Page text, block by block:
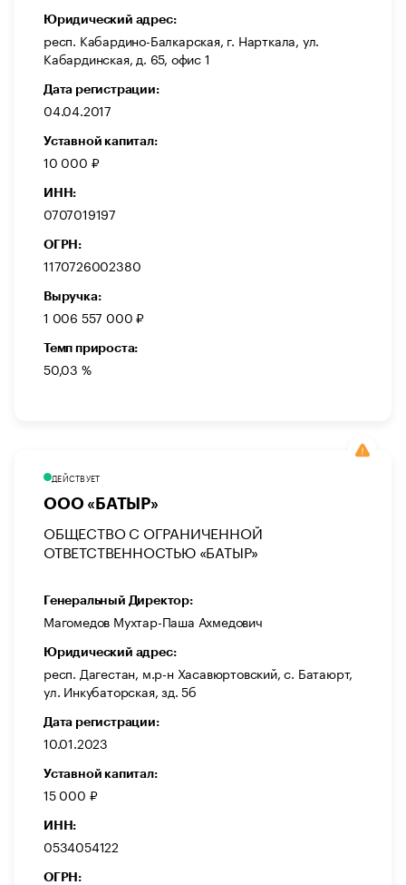
Юридический адрес:
респ. Кабардино-Балкарская, г. Нарткала, ул.
Кабардинская, д. 65, офис 1
Дата регистрации:
04.04.2017
Уставной капитал:
10 000 ₽
ИНН:
0707019197
ОГРН:
1170726002380
Выручка:
1 006 557 000 ₽
Темп прироста:
50,03 %
ДЕЙСТВУЕТ
ООО «БАТЫР»
ОБЩЕСТВО С ОГРАНИЧЕННОЙ
ОТВЕТСТВЕННОСТЬЮ «БАТЫР»
Генеральный Директор:
Магомедов Мухтар-Паша Ахмедович
Юридический адрес:
респ. Дагестан, м.р-н Хасавюртовский, с. Батаюрт,
ул. Инкубаторская, зд. 5б
Дата регистрации:
10.01.2023
Уставной капитал:
15 000 ₽
ИНН:
0534054122
ОГРН: